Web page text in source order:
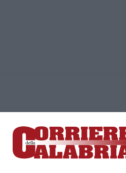
(CZ)
Paola Militano |Privacy